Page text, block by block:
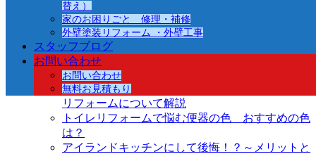
替え）
家のお困りごと 修理・補修
外壁塗装リフォーム ・外壁工事
スタッフブログ
お問い合わせ
お問い合わせ
無料お見積もり
使える！？（給湯省エネ事業）
いつやってくるかわからない地震 リフォームで
今から出来ることとは？
心地よい暮らしをつくる3月発売の新商品コン
ロ’Nest’
コストが抑えられ選択肢の多い中古物件を買って
リフォームについて解説
トイレリフォームで悩む便器の色 おすすめの色
は？
アイランドキッチンにして後悔！？～メリットと